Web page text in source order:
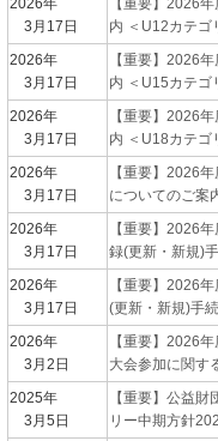
3月17日
内 ＜U12カテゴ
2026年
3月17日
【重要】2026
内 ＜U15カテゴ
2026年
3月17日
【重要】2026
内 ＜U18カテゴ
2026年
3月17日
【重要】2026
についてのご案
2026年
3月17日
【重要】2026
録(更新・新規)
2026年
3月17日
【重要】2026
(更新・新規)手
2026年
3月2日
【重要】2026
大会参加に関す
2025年
3月5日
【重要】公益
リー中期方針